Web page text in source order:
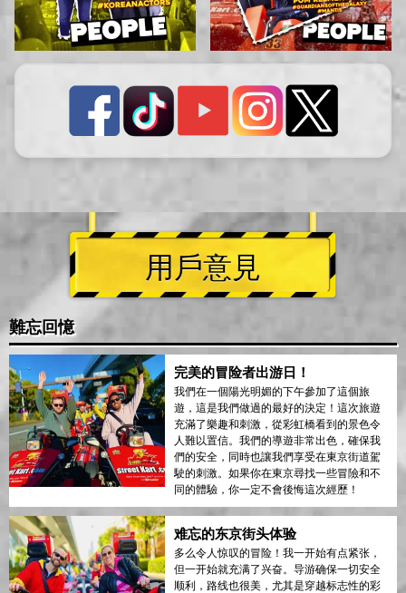
用戶意見
難忘回憶
完美的冒险者出游日！
我們在一個陽光明媚的下午參加了這個旅
遊，這是我們做過的最好的決定！這次旅遊
充滿了樂趣和刺激，從彩虹橋看到的景色令
人難以置信。我們的導遊非常出色，確保我
們的安全，同時也讓我們享受在東京街道駕
駛的刺激。如果你在東京尋找一些冒險和不
同的體驗，你一定不會後悔這次經歷！
难忘的东京街头体验
多么令人惊叹的冒险！我一开始有点紧张，
但一开始就充满了兴奋。导游确保一切安全
顺利，路线也很美，尤其是穿越标志性的彩